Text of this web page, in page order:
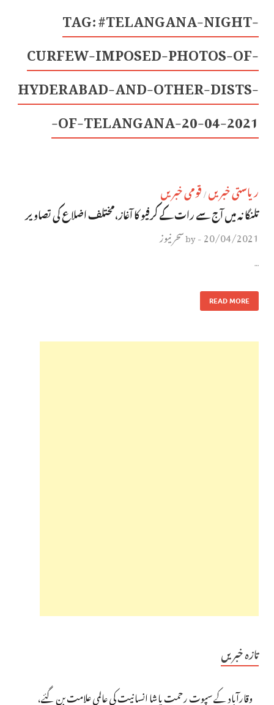
TAG:#TELANGANA-NIGHT-
CURFEW-IMPOSED-PHOTOS-OF-
HYDERABAD-AND-OTHER-DISTS-
OF-TELANGANA-20-04-2021-
ریاستی خبریں / قومی خبریں
تلنگانہ میں آج سے رات کے کرفیو کا آغاز،مختلف اضلاع کی تصاویر
20/04/2021
-
byسحر نیوز
…
READ MORE
تازہ خبریں
وقارآباد کے سپوت رحمت پاشا انسانیت کی عالمی علامت بن گئے،